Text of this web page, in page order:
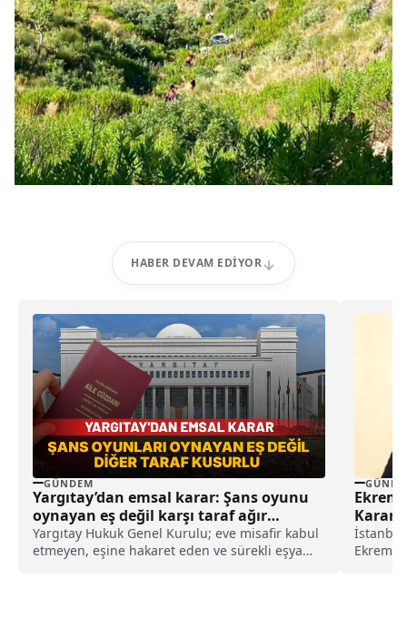
HABER DEVAM EDIYOR
GÜNDEM
Yargıtay’dan emsal karar: Şans oyunu
oynayan eş değil karşı taraf ağır
kusurlu sayıldı
Yargıtay Hukuk Genel Kurulu; eve misafir kabul
etmeyen, eşine hakaret eden ve sürekli eşya
Ekrem
Kararı
İstanbul
Ekrem